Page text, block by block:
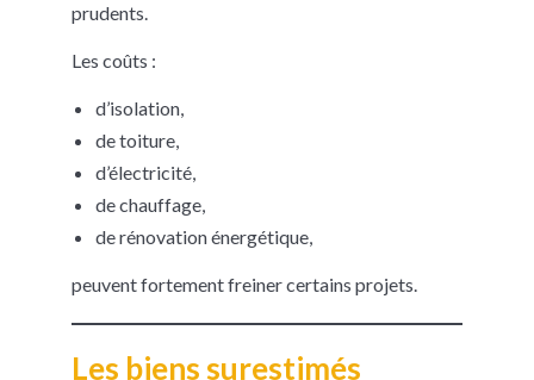
prudents.
Les coûts :
d’isolation,
de toiture,
d’électricité,
de chauffage,
de rénovation énergétique,
peuvent fortement freiner certains projets.
Les biens surestimés